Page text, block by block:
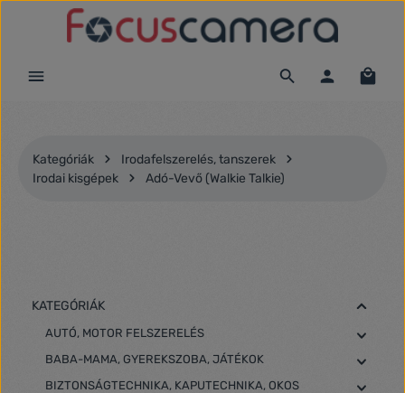
Ugrás a fő tartalomra
Kategóriák
Irodafelszerelés, tanszerek
Irodai kisgépek
Adó-Vevő (Walkie Talkie)
KATEGÓRIÁK
AUTÓ, MOTOR FELSZERELÉS
BABA-MAMA, GYEREKSZOBA, JÁTÉKOK
BIZTONSÁGTECHNIKA, KAPUTECHNIKA, OKOS